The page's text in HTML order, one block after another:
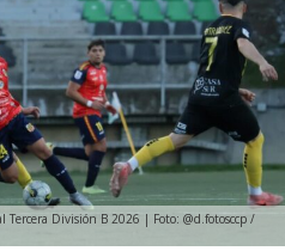
Tercera División B 2026 | Foto: @d.fotosccp /